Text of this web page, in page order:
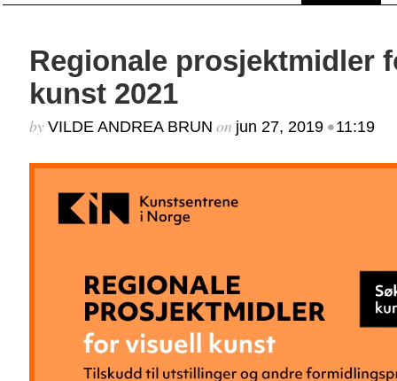
Bloggrull
Kunst som stedsutvikler GD 26.03.14
Nettkatalog
Oplandia senter for samtidskunst
Plugins
Suggest Ideas
Support Forum
Themes
Nyhetsbrev
Samarbeidspartnere/Lenker
Innlandet fylkeskommune
Regionale prosjektmidler
kunst 2021
by VILDE ANDREA BRUN on jun 27, 2019•11:19